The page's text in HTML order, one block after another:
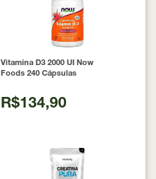
Vitamina D3 2000 UI Now
Foods 240 Cápsulas
R$134,90